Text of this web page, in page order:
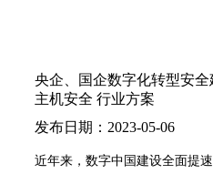
央企、国企数字化转型安全
主机安全 行业方案
发布日期：2023-05-06
近年来，数字中国建设全面提